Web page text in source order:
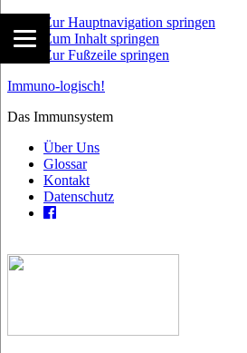
Zur Hauptnavigation springen
Zum Inhalt springen
Zur Fußzeile springen
Immuno-logisch!
Das Immunsystem
Über Uns
Glossar
Kontakt
Datenschutz